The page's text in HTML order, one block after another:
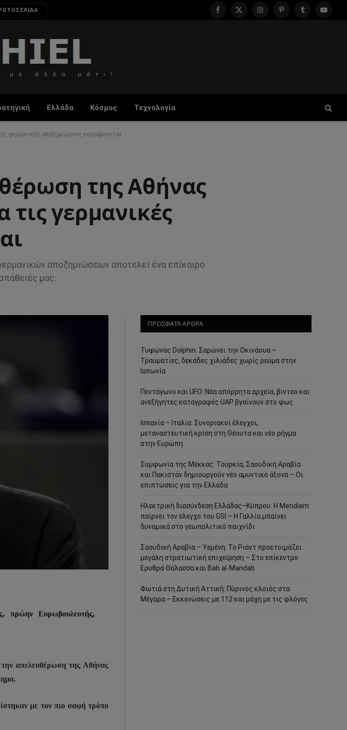
Facebook
X
InstagramPinterestTumblr
Ελλάδα Κόσμος Τεχνολογία
γερμανικές αποζημιώσεις κορυφώνεται
της Αθήνας
τις γερμανικές
αποζημιώσεων αποτελεί ένα επίκαιρο
μας.
πρώην Ευρωβουλευτής,
απελευθέρωση της Αθήνας
με τον πιο σαφή τρόπο
ΠΡΟΣΦΑΤΑ ΑΡΘΡΑ
Τυφώνας Dolphin: Σαρώνει την Οκινάουα –
Τραυματίες, δεκάδες χιλιάδες χωρίς ρεύμα στην
Ιαπωνία
Πεντάγωνο και UFO: Νέα απόρρητα αρχεία, βίντεο και
ανεξήγητες καταγραφές UAP βγαίνουν στο φως
Ισπανία – Ιταλία: Συνοριακοί έλεγχοι,
μεταναστευτική κρίση στη Θέουτα και νέο ρήγμα
στην Ευρώπη
Συμφωνία της Μέκκας: Τουρκία, Σαουδική Αραβία
και Πακιστάν δημιουργούν νέο αμυντικό άξονα – Οι
επιπτώσεις για την Ελλάδα
Ηλεκτρική διασύνδεση Ελλάδας–Κύπρου: Η Meridiam
παίρνει τον έλεγχο του GSI – Η Γαλλία μπαίνει
δυναμικά στο γεωπολιτικό παιχνίδι
Σαουδική Αραβία – Υεμένη: Το Ριάντ προετοιμάζει
μεγάλη στρατιωτική επιχείρηση – Στο επίκεντρο
Ερυθρά Θάλασσα και Bab al-Mandab
Φωτιά στη Δυτική Αττική: Πύρινος κλοιός στα
Μέγαρα – Εκκενώσεις με 112 και μάχη με τις φλόγες